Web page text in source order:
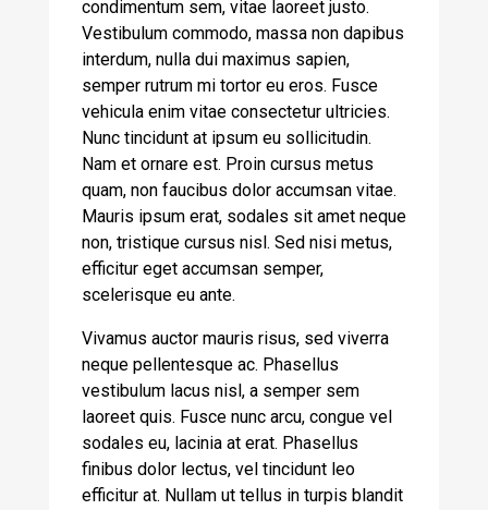
condimentum sem, vitae laoreet justo.
Vestibulum commodo, massa non dapibus
interdum, nulla dui maximus sapien,
semper rutrum mi tortor eu eros. Fusce
vehicula enim vitae consectetur ultricies.
Nunc tincidunt at ipsum eu sollicitudin.
Nam et ornare est. Proin cursus metus
quam, non faucibus dolor accumsan vitae.
Mauris ipsum erat, sodales sit amet neque
non, tristique cursus nisl. Sed nisi metus,
efficitur eget accumsan semper,
scelerisque eu ante.
Vivamus auctor mauris risus, sed viverra
neque pellentesque ac. Phasellus
vestibulum lacus nisl, a semper sem
laoreet quis. Fusce nunc arcu, congue vel
sodales eu, lacinia at erat. Phasellus
finibus dolor lectus, vel tincidunt leo
efficitur at. Nullam ut tellus in turpis blandit